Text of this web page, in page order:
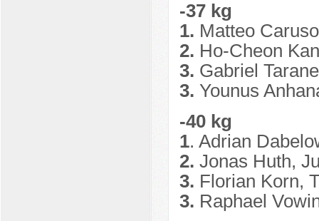
-37 kg
1. Matteo
2. Ho-Cheon
3. Gabriel
3. Younus
-40 kg
1. Adrian
2. Jonas Huth,
3. Florian Korn,
3. Raphael